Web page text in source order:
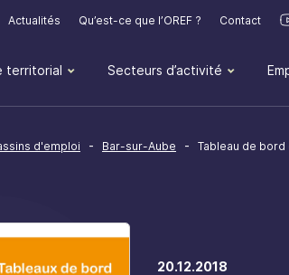
Actualités Qu’est-ce que l’OREF ? Contact
territorial Secteurs d’activité
d'emploi - Bar-sur-Aube - Tableau de bord
20.12.2018